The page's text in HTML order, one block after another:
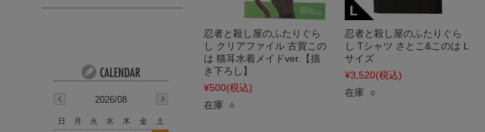
忍者と殺し屋のふたりぐら
し クリアファイル 古賀この
は 猫耳水着メイドver.【描
き下ろし】
¥500(税込)
在庫 ○
忍者と殺し屋のふたりぐら
し Tシャツ さとこ&このは L
サイズ
¥3,520(税込)
在庫 ○
2026/08
日 月 火 水 木 金
土